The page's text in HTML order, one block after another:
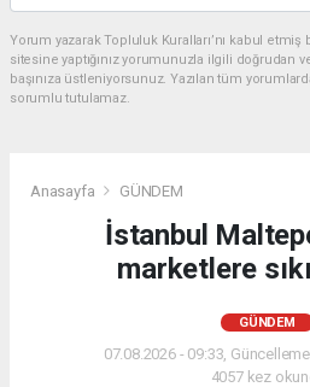
Yorum yazarak Topluluk Kuralları’nı kabul
sitesine yaptığınız yorumunuzla ilgili doğrudan
başınıza üstleniyorsunuz. Yazılan tüm
sorumlu tutulamaz.
Anasayfa GÜNDEM
İstanbul
marketlere
GÜNDEM
07.08.2026 - 09:33,
4057 kez